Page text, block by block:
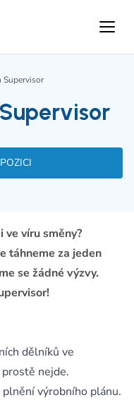
víru směny?
táhneme za jeden
se žádné výzvy.
dělníků ve
nejde.
výrobního plánu.